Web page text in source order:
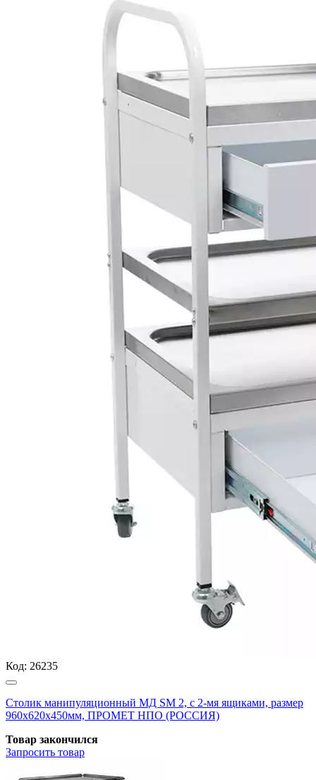
Код: 26235
Столик манипуляционный МД SM 2, с 2-мя ящиками, размер
960x620x450мм, ПРОМЕТ НПО (РОССИЯ)
Товар закончился
Запросить товар